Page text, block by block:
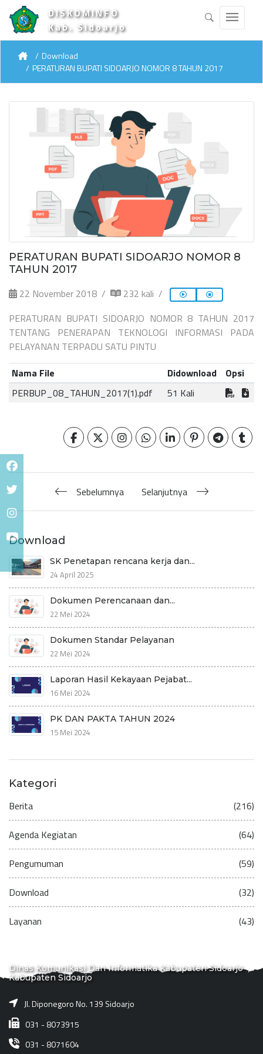
DISKOMINFO
Kab. Sidoarjo
Download
PERATURAN BUPATI SIDOARJO NOMOR 8 TAHUN 2017
PERATURAN BUPATI SIDOARJO NOMOR 8
TAHUN 2017
22 November 2018
232 kali
PERATURAN BUPATI SIDOARJO NOMOR 8 TAHUN 2017
TENTANG PENERAPAN TEKNOLOGI INFORMASI PADA
PELAYANAN TERPADU SATU PINTU
Nama File
Didownload
Opsi
PERBUP_08_TAHUN_2017(1).pdf
51 Kali
Sebelumnya Selanjutnya
Download
SK Penetapan rencana kerja dan...
24 April 2025
Dokumen Perencanaan dan...
22 Mei 2024
Dokumen Standar Pelayanan
22 Mei 2024
Laporan Hasil Kekayaan Pejabat...
16 Mei 2024
PK DAN PAKTA TAHUN 2024
15 Mei 2024
Kategori
Berita (216)
Agenda Kegiatan (64)
Pengumuman (59)
Download (32)
Layanan (43)
Dinas Komunikasi Dan Informatika Kabupaten Sidoarjo
Kabupaten Sidoarjo
Jl. Diponegoro No. 139 Sidoarjo
031 - 8073915
031 - 8071604